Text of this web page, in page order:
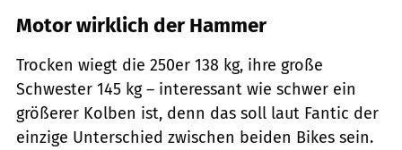
Motor wirklich der Hammer
Trocken wiegt die 250er 138 kg, ihre große
Schwester 145 kg – interessant wie schwer ein
größerer Kolben ist, denn das soll laut Fantic der
einzige Unterschied zwischen beiden Bikes sein.